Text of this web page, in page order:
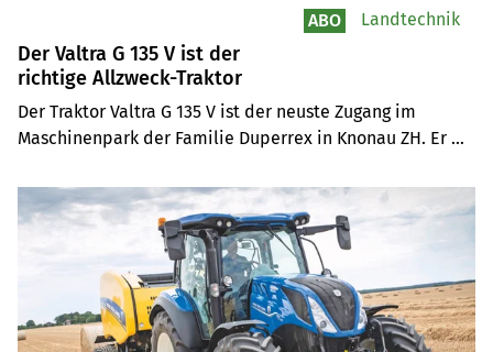
Der Valtra G 135 V ist der
richtige Allzweck-Traktor
Der Traktor Valtra G 135 V ist der neuste Zugang im
Maschinenpark der Familie Duperrex in Knonau ZH. Er
Futterbau eingesetzt werden.
ABO Landtechnik